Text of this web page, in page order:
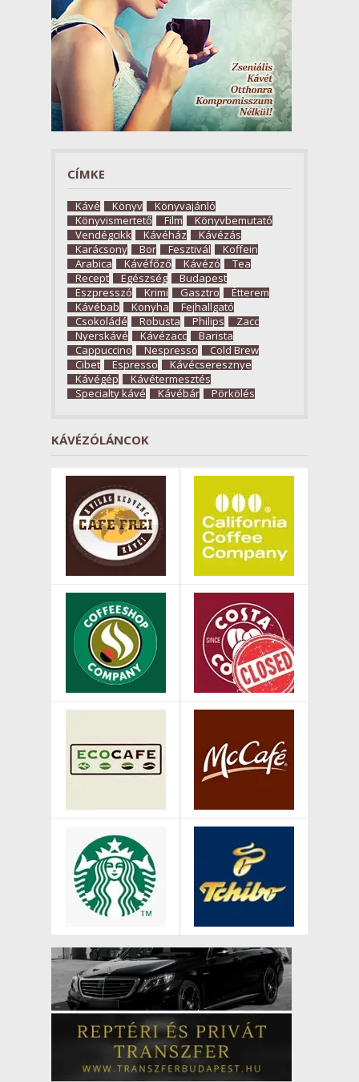
CÍMKE
Kávé Könyv
Könyvajánló
Könyvismertető
Film
Könyvbemutató
Vendégcikk
Kávéház
Kávézás
Karácsony
Bor Fesztivál
Koffein
Arabica
Kávéfőző Kávézó
Tea
Recept
Egészség
Budapest
Eszpresszó
Krimi Gasztro
Étterem
Kávébab
Konyha
Fejhallgató
Csokoládé
Robusta Philips
Zacc
Nyerskávé
Kávézacc
Barista
Cappuccino
Nespresso
Cold Brew
Cibet
Espresso
Kávécseresznye
Kávégép
Kávétermesztés
Specialty kávé
Kávébár Pörkölés
KÁVÉZÓLÁNCOK